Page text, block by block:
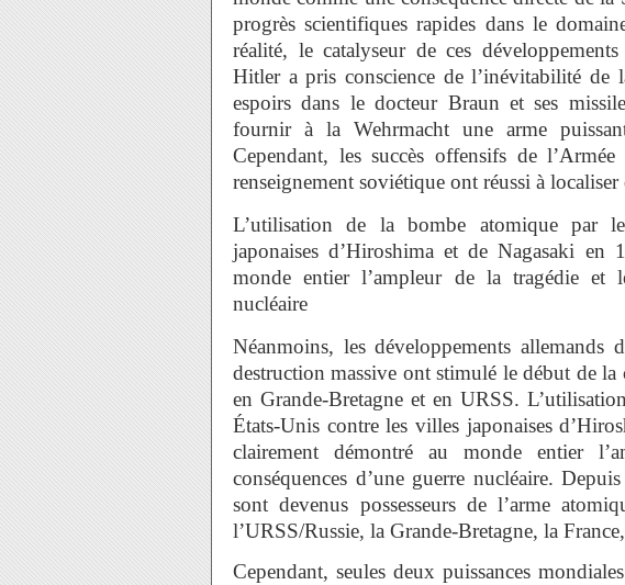
progrès scientifiques rapides dans le
réalité, le catalyseur de ces
Hitler a pris conscience de l’inévitabilité de
espoirs dans le docteur Braun et ses
fournir à la Wehrmacht une arme
Cependant, les succès offensifs de
renseignement soviétique ont réussi à localiser
L’utilisation de la bombe atomique par
japonaises d’Hiroshima et de Nagasaki en
monde entier l’ampleur de la tragédie et
nucléaire
Néanmoins, les développements allemands
destruction massive ont stimulé le début de la
en Grande-Bretagne et en URSS.
États-Unis contre les villes japonaises
clairement démontré au monde entier
conséquences d’une guerre nucléaire.
sont devenus possesseurs de l’arme
l’URSS/Russie, la Grande-Bretagne, la
Cependant, seules deux puissances